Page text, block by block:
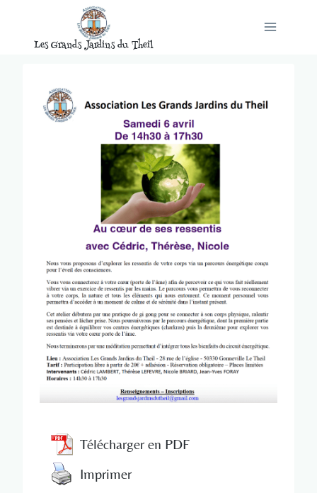
Les Grands Jardins du Theil
Télécharger en PDF
Imprimer